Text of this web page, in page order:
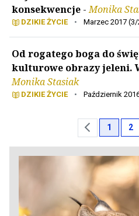
konsekwencje -Monika
DZIKIE ŻYCIE • Marzec 2017
Od rogatego boga do
kulturowe obrazy jeleni.
Monika Stasiak
DZIKIE ŻYCIE • Październik
chevron_left 1 2